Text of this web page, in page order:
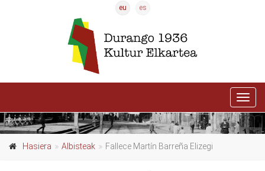
eu es
Hasiera Albisteak Fallece Martín Barreña Elizegi